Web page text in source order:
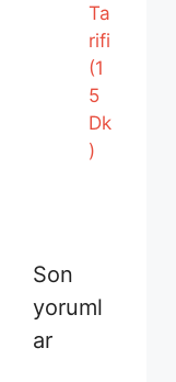
Ta
rifi
(1
5
Dk
)
Son
yoruml
ar